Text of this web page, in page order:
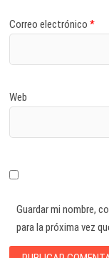
Correo electrónico*
Web
Guardar mi nombre,
para la próxima vez